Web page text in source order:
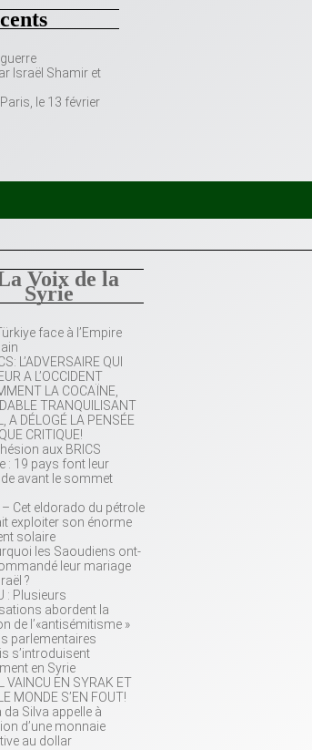
Israël Shamir et
le 13 février
Voix de la
Syrie
face à l’Empire
L’ADVERSAIRE QUI
A L’OCCIDENT
LA COCAÏNE,
TRANQUILISANT
A DÉLOGÉ LA PENSÉE
CRITIQUE!
aux BRICS
: 19 pays font leur
avant le sommet
– Cet eldorado du pétrole
exploiter son énorme
solaire
les Saoudiens ont-
leur mariage
?
: Plusieurs
abordent la
de l’«antisémitisme »
parlementaires
s’introduisent
en Syrie
VAINCU EN SYRAK ET
MONDE S’EN FOUT!
da Silva appelle à
d’une monnaie
au dollar